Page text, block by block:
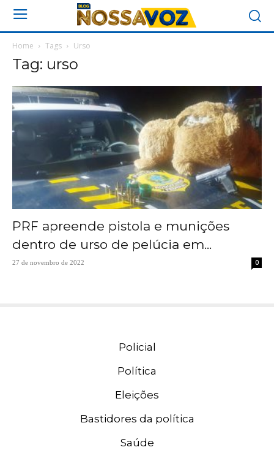
Home Tags Urso
Tag: urso
PRF apreende pistola e munições
dentro de urso de pelúcia em...
27 de novembro de 2022 0
Policial
Política
Eleições
Bastidores da política
Saúde